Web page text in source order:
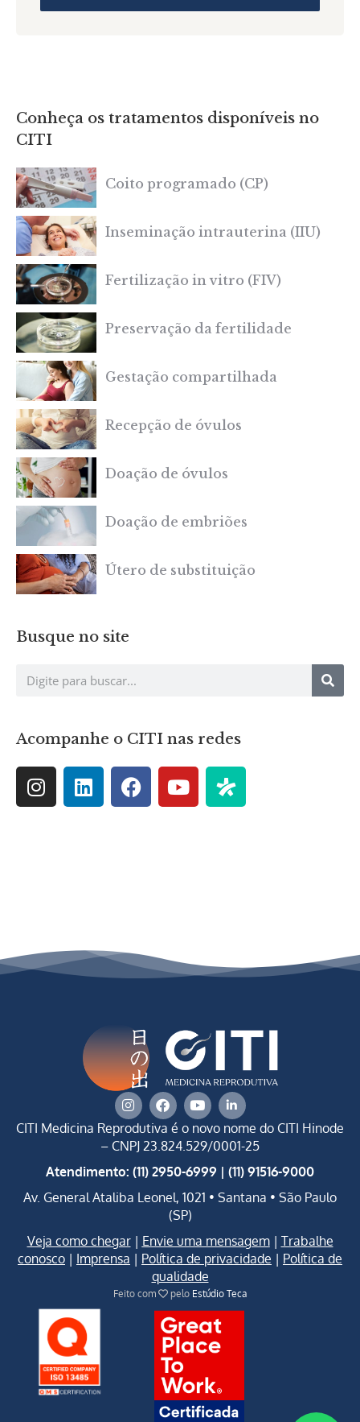
Conheça os tratamentos disponíveis no
CITI
Coito programado (CP)
Inseminação intrauterina (IIU)
Fertilização in vitro (FIV)
Preservação da fertilidade
Gestação compartilhada
Recepção de óvulos
Doação de óvulos
Doação de embriões
Útero de substituição
Busque no site
Acompanhe o CITI nas redes
CITI Medicina Reprodutiva é o novo nome do CITI Hinode
– CNPJ 23.824.529/0001-25
Atendimento: (11) 2950-6999 | (11) 91516-9000
Av. General Ataliba Leonel, 1021 • Santana • São Paulo
(SP)
Veja como chegar| Envie uma mensagem| Trabalhe
conosco | Imprensa | Política de privacidade | Política de
qualidade
Feito com pelo Estúdio Teca